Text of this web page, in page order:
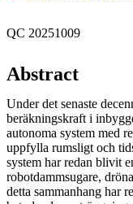
QC 20251009
Abstract
Under det senaste
beräkningskraft i
autonoma system med
uppfylla rumsligt och
system har redan blivit
robotdammsugare,
detta sammanhang har